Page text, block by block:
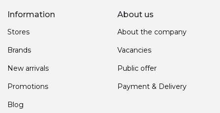
Information
Stores
Brands
New arrivals
Promotions
Blog
About us
About the company
Vacancies
Public offer
Payment & Delivery